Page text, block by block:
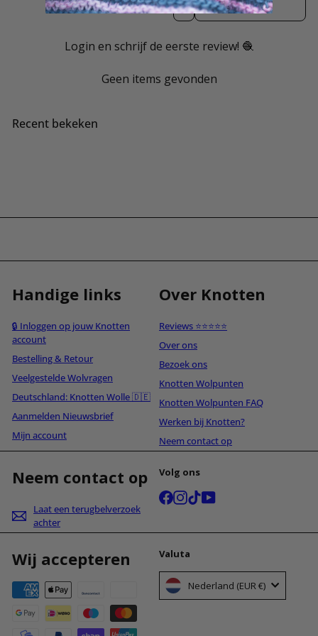
Login en schrijf de eerste review! 🧶
Geen items gevonden
Recent bekeken
Handige links
🔒 Inloggen op jouw Knotten
account
Bestelling & Retour
Veelgestelde Wolvragen
Deutschland: Knotten Wolle 🇩🇪
Aanmelden Nieuwsbrief
Mijn account
Over Knotten
Reviews ⭐⭐⭐⭐⭐
Over ons
Bezoek ons
Knotten Wolpunten
Knotten Wolpunten FAQ
Werken bij Knotten?
Neem contact op
Neem contact op
Laat een terugbelverzoek
achter
Volg ons
Facebook
Instagram
TikTokYouTube
Wij accepteren Valuta
Nederland (EUR €)